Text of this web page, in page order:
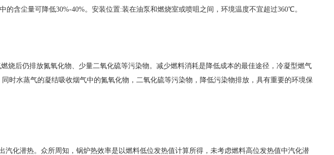
含尘量可降低30%-40%。安装位置:装在油泵和燃烧室或喷咀之间，环境温度不宜超过360℃。
后仍排放氮氧化物、少量二氧化硫等污染物。减少燃料消耗是降低成本的最佳途径，冷凝型燃气
时水蒸气的凝结吸收烟气中的氮氧化物，二氧化硫等污染物，降低污染物排放，具有重要的环境保
化潜热。众所周知，锅炉热效率是以燃料低位发热值计算所得，未考虑燃料高位发热值中汽化潜